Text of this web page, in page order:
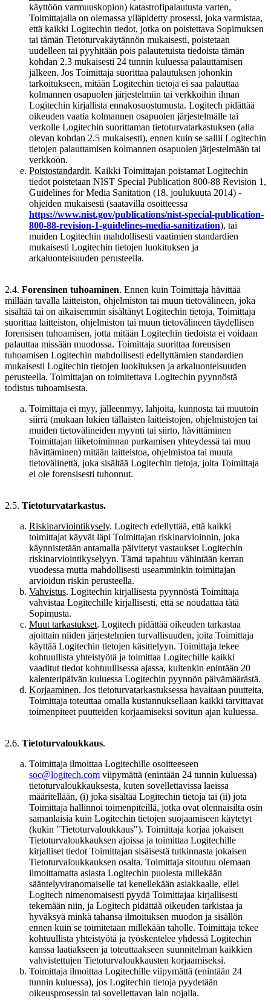
käyttöön varmuuskopion) katastrofipalautusta varten,
Toimittajalla on olemassa ylläpidetty prosessi, joka varmistaa,
että kaikki Logitechin tiedot, jotka on poistettava Sopimuksen
tai tämän Tietoturvakäytännön mukaisesti, poistetaan
uudelleen tai pyyhitään pois palautetuista tiedoista tämän
kohdan 2.3 mukaisesti 24 tunnin kuluessa palauttamisen
jälkeen. Jos Toimittaja suorittaa palautuksen johonkin
tarkoitukseen, mitään Logitechin tietoja ei saa palauttaa
kolmannen osapuolen järjestelmiin tai verkkoihin ilman
Logitechin kirjallista ennakosuostumusta. Logitech pidättää
oikeuden vaatia kolmannen osapuolen järjestelmälle tai
verkolle Logitechin suorittaman tietoturvatarkastuksen (alla
olevan kohdan 2.5 mukaisesti), ennen kuin se sallii Logitechin
tietojen palauttamisen kolmannen osapuolen järjestelmään tai
verkkoon.
Poistostandardit. Kaikki Toimittajan poistamat Logitechin
tiedot poistetaan NIST Special Publication 800-88 Revision 1,
Guidelines for Media Sanitation (18. joulukuuta 2014) -
ohjeiden mukaisesti (saatavilla osoitteessa
https://www.nist.gov/publications/nist-special-publication-
800-88-revision-1-guidelines-media-sanitization), tai
muiden Logitechin mahdollisesti vaatimien standardien
mukaisesti Logitechin tietojen luokituksen ja
arkaluonteisuuden perusteella.
2.4. Forensinen tuhoaminen. Ennen kuin Toimittaja hävittää
millään tavalla laitteiston, ohjelmiston tai muun tietovälineen, joka
sisältää tai on aikaisemmin sisältänyt Logitechin tietoja, Toimittaja
suorittaa laitteiston, ohjelmiston tai muun tietovälineen täydellisen
forensisen tuhoamisen, jotta mitään Logitechin tiedoista ei voidaan
palauttaa missään muodossa. Toimittaja suorittaa forensisen
tuhoamisen Logitechin mahdollisesti edellyttämien standardien
mukaisesti Logitechin tietojen luokituksen ja arkaluonteisuuden
perusteella. Toimittajan on toimitettava Logitechin pyynnöstä
todistus tuhoamisesta.
Toimittaja ei myy, jälleenmyy, lahjoita, kunnosta tai muutoin
siirrä (mukaan lukien tällaisten laitteistojen, ohjelmistojen tai
muiden tietovälineiden myynti tai siirto, hävittäminen
Toimittajan liiketoiminnan purkamisen yhteydessä tai muu
hävittäminen) mitään laitteistoa, ohjelmistoa tai muuta
tietovälinettä, joka sisältää Logitechin tietoja, joita Toimittaja
ei ole forensisesti tuhonnut.
2.5. Tietoturvatarkastus.
Riskinarviointikysely. Logitech edellyttää, että kaikki
toimittajat käyvät läpi Toimittajan riskinarvioinnin, joka
käynnistetään antamalla päivitetyt vastaukset Logitechin
riskinarviointikyselyyn. Tämä tapahtuu vähintään kerran
vuodessa mutta mahdollisesti useamminkin toimittajan
arvioidun riskin perusteella.
Vahvistus. Logitechin kirjallisesta pyynnöstä Toimittaja
vahvistaa Logitechille kirjallisesti, että se noudattaa tätä
Sopimusta.
Muut tarkastukset. Logitech pidättää oikeuden tarkastaa
ajoittain niiden järjestelmien turvallisuuden, joita Toimittaja
käyttää Logitechin tietojen käsittelyyn. Toimittaja tekee
kohtuullista yhteistyötä ja toimittaa Logitechille kaikki
vaaditut tiedot kohtuullisessa ajassa, kuitenkin enintään 20
kalenteripäivän kuluessa Logitechin pyynnön päivämäärästä.
Korjaaminen. Jos tietoturvatarkastuksessa havaitaan puutteita,
Toimittaja toteuttaa omalla kustannuksellaan kaikki tarvittavat
toimenpiteet puutteiden korjaamiseksi sovitun ajan kuluessa.
2.6. Tietoturvaloukkaus.
Toimittaja ilmoittaa Logitechille osoitteeseen
soc@logitech.com viipymättä (enintään 24 tunnin kuluessa)
tietoturvaloukkauksesta, kuten sovellettavissa laeissa
määritellään, (i) joka sisältää Logitechin tietoja tai (ii) jota
Toimittaja hallinnoi toimenpiteillä, jotka ovat olennaisilta osin
samanlaisia kuin Logitechin tietojen suojaamiseen käytetyt
(kukin "Tietoturvaloukkaus"). Toimittaja korjaa jokaisen
Tietoturvaloukkauksen ajoissa ja toimittaa Logitechille
kirjalliset tiedot Toimittajan sisäisestä tutkinnasta jokaisen
Tietoturvaloukkauksen osalta. Toimittaja sitoutuu olemaan
ilmoittamatta asiasta Logitechin puolesta millekään
sääntelyviranomaiselle tai kenellekään asiakkaalle, ellei
Logitech nimenomaisesti pyydä Toimittajaa kirjallisesti
tekemään niin, ja Logitech pidättää oikeuden tarkistaa ja
hyväksyä minkä tahansa ilmoituksen muodon ja sisällön
ennen kuin se toimitetaan millekään taholle. Toimittaja tekee
kohtuullista yhteistyötä ja työskentelee yhdessä Logitechin
kanssa laatiakseen ja toteuttaakseen suunnitelman kaikkien
vahvistettujen Tietoturvaloukkausten korjaamiseksi.
Toimittaja ilmoittaa Logitechille viipymättä (enintään 24
tunnin kuluessa), jos Logitechin tietoja pyydetään
oikeusprosessin tai sovellettavan lain nojalla.